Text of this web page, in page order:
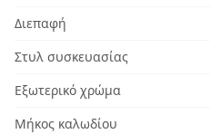
Διεπαφή
Στυλ συσκευασίας
Εξωτερικό χρώμα
Μήκος καλωδίου